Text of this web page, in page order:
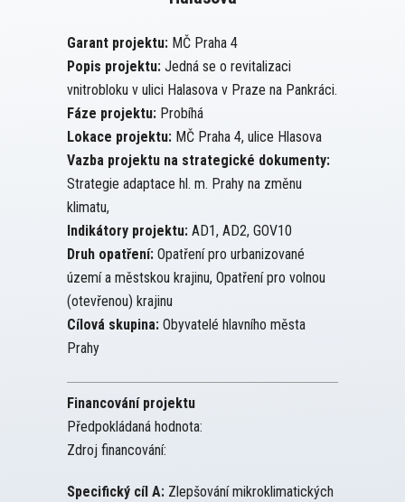
Garant projektu: MČ Praha 4
Popis projektu: Jedná se o revitalizaci
vnitrobloku v ulici Halasova v Praze na Pankráci.
Fáze projektu: Probíhá
Lokace projektu: MČ Praha 4, ulice Hlasova
Vazba projektu na strategické dokumenty:
Strategie adaptace hl. m. Prahy na změnu
klimatu,
Indikátory projektu: AD1, AD2, GOV10
Druh opatření: Opatření pro urbanizované
území a městskou krajinu, Opatření pro volnou
(otevřenou) krajinu
Cílová skupina: Obyvatelé hlavního města
Prahy
Financování projektu
Předpokládaná hodnota:
Zdroj financování:
Specifický cíl A: Zlepšování mikroklimatických